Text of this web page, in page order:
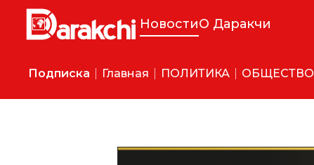
НовостиО Даракчи
Подписка Главная ПОЛИТИКА ОБЩЕСТВО